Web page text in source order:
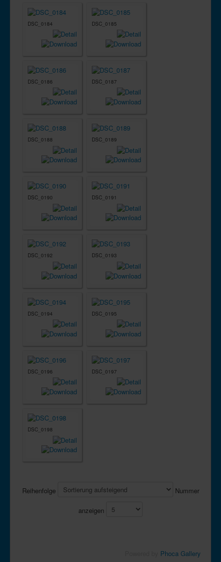
DSC_0184 DSC_0185
DSC_0186 DSC_0187
DSC_0188 DSC_0189
DSC_0190 DSC_0191
DSC_0192 DSC_0193
DSC_0194 DSC_0195
DSC_0196 DSC_0197
DSC_0198
Reihenfolge Nummer
anzeigen
Phoca Gallery